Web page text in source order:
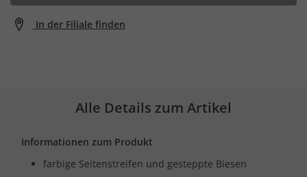
In der Filiale finden
Alle Details zum Artikel
Informationen zum Produkt
farbige Seitenstreifen und gesteppte Biesen